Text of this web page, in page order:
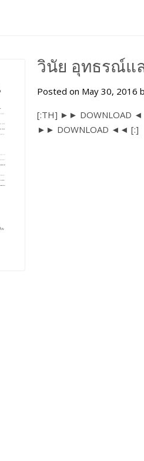
วินัย อุทธรณ์แ
Posted on May 30, 2016
[:TH] ►► DOWNLOAD
►► DOWNLOAD ◄◄ [:]